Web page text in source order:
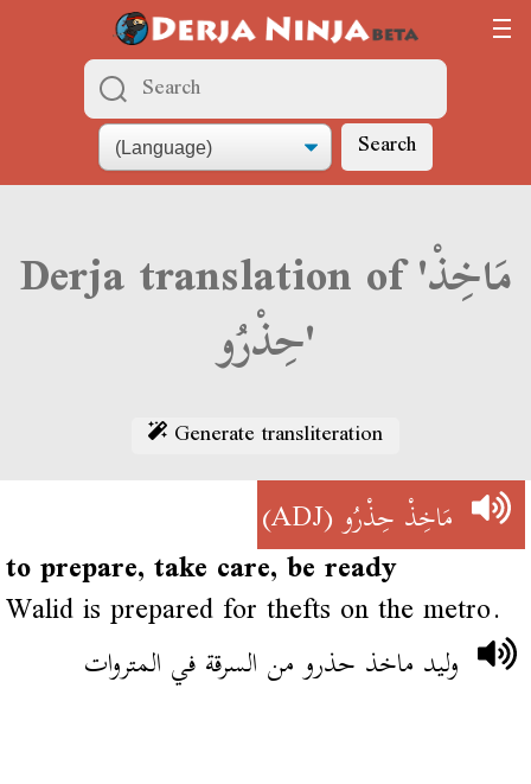
Search
Derja translation of 'مَاخِذْ
حِذْرُو'
Generate transliteration
مَاخِذْ حِذْرُو(ADJ)
to prepare, take care, be ready
Walid is prepared for thefts on the metro.
وليد ماخذ حذرو من السرقة في المتروات